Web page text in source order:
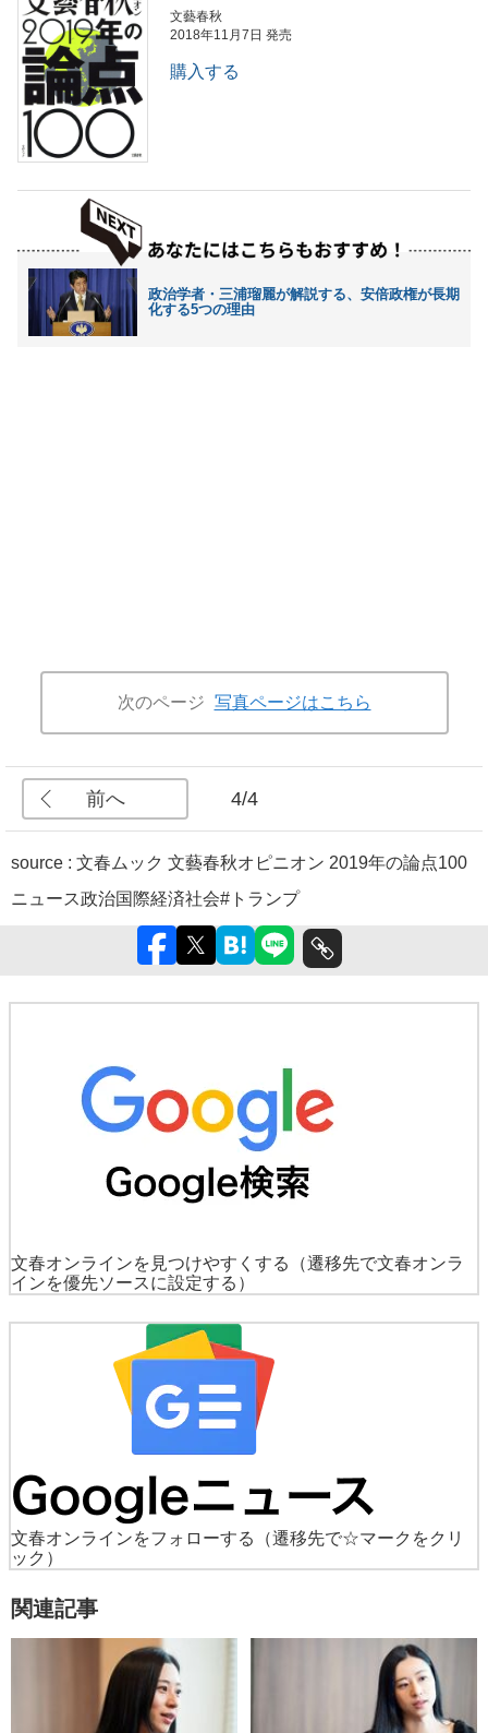
文藝春秋
2018年11月7日 発売
購入する
政治学者・三浦瑠麗が解説する、安倍政権が長期
化する5つの理由
次のページ 写真ページはこちら
前へ 4/4
source : 文春ムック 文藝春秋オピニオン 2019年の論点100
ニュース政治国際経済社会#トランプ
文春オンラインを見つけやすくする
（遷移先で文春オンラ
インを優先ソースに設定する）
文春オンラインをフォローする
（遷移先で☆マークをクリ
ック）
関連記事